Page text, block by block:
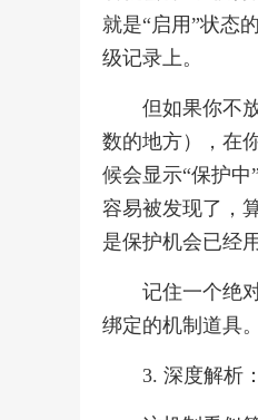
就是“启用”状态
级记录上。
但如果你不
数的地方），在
候会显示“保护
容易被发现了，
是保护机会已经
记住一个绝
绑定的机制道具
3. 深度解析